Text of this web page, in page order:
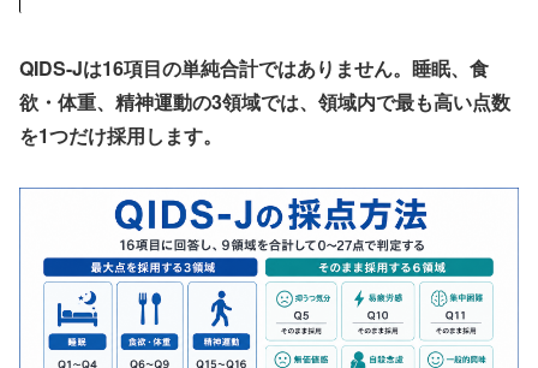
QIDS-Jは16項目の単純合計ではありません。睡眠、食
欲・体重、精神運動の3領域では、領域内で最も高い点数
を1つだけ採用します。